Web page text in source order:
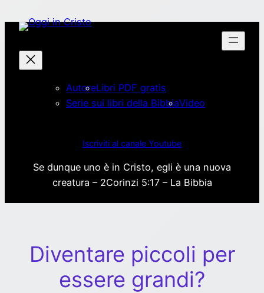
AutoreLibri PDF gratis
Serie sui libri della BibbiaVideo
Iscriviti al canale Youtube
Se dunque uno è in Cristo, egli è una nuova
creatura – 2Corinzi 5:17 – La Bibbia
Diventare piccoli per
essere grandi?